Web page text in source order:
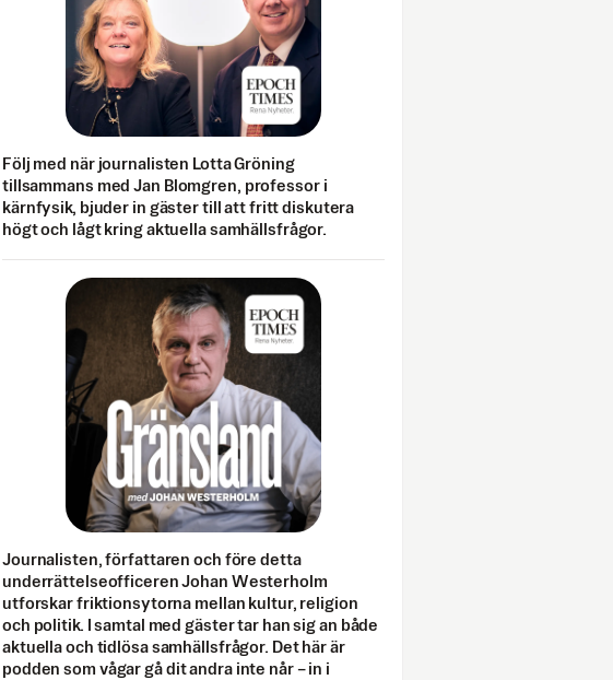
Följ med när journalisten Lotta Gröning
tillsammans med Jan Blomgren, professor i
kärnfysik, bjuder in gäster till att fritt diskutera
högt och lågt kring aktuella samhällsfrågor.
Journalisten, författaren och före detta
underrättelseofficeren Johan Westerholm
utforskar friktionsytorna mellan kultur, religion
och politik. I samtal med gäster tar han sig an både
aktuella och tidlösa samhällsfrågor. Det här är
podden som vågar gå dit andra inte når – in i